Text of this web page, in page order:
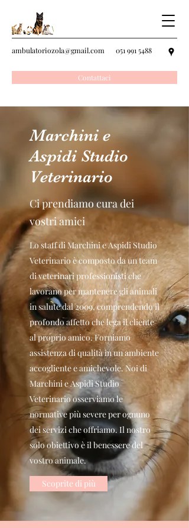
ambulatoriozola@gmail.com 051 991 5488
Contattaci
Marchini e
Aspidi Studio
Veterinario
Ci prendiamo cura dei
vostri amici
Lo staff di Marchini e Aspidi Studio
Veterinario è composto da un team
di veterinari professionisti che
lavorano per mantenere gli animali
in salute dal 2009, comprendendo il
profondo affetto che lega il cliente
al proprio amico. Forniamo
assistenza di qualità in un ambiente
accogliente e amichevole. Noi di
Marchini e Aspidi Studio
Veterinario osserviamo le
normative più severe per ognuno
dei servizi che offriamo. Il nostro
solo obiettivo è il benessere del
vostro animale.
Scoprite di più